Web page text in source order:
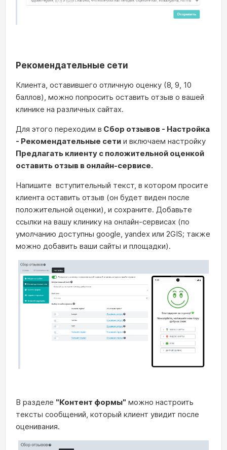
Рекомендательные сети
Клиента, оставившего отличную оценку (8, 9, 10
баллов), можно попросить оставить отзыв о вашей
клинике на различных сайтах.
Для этого переходим в Сбор отзывов - Настройка
- Рекомендательные сети и включаем настройку
Предлагать клиенту с положительной оценкой
оставить отзыв в онлайн-сервисе.
Напишите вступительный текст, в котором просите
клиента оставить отзыв (он будет виден после
положительной оценки), и сохраните. Добавьте
ссылки на вашу клинику на онлайн-сервисах (по
умолчанию доступны google, yandex или 2GIS; также
можно добавить ваши сайты и площадки).
В разделе "Контент формы" можно настроить
тексты сообщений, который клиент увидит после
оценивания.